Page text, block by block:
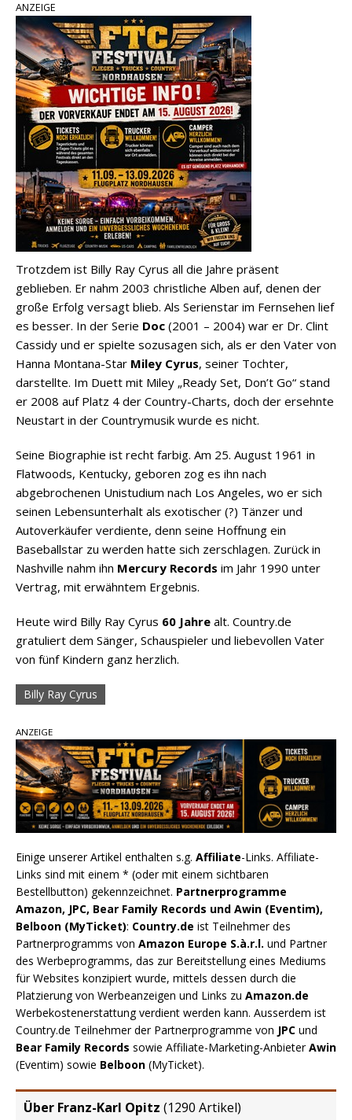
ANZEIGE
Trotzdem ist Billy Ray Cyrus all die Jahre präsent
geblieben. Er nahm 2003 christliche Alben auf, denen der
große Erfolg versagt blieb. Als Serienstar im Fernsehen lief
es besser. In der Serie Doc (2001 – 2004) war er Dr. Clint
Cassidy und er spielte sozusagen sich, als er den Vater von
Hanna Montana-Star Miley Cyrus, seiner Tochter,
darstellte. Im Duett mit Miley „Ready Set, Don’t Go“ stand
er 2008 auf Platz 4 der Country-Charts, doch der ersehnte
Neustart in der Countrymusik wurde es nicht.
Seine Biographie ist recht farbig. Am 25. August 1961 in
Flatwoods, Kentucky, geboren zog es ihn nach
abgebrochenen Unistudium nach Los Angeles, wo er sich
seinen Lebensunterhalt als exotischer (?) Tänzer und
Autoverkäufer verdiente, denn seine Hoffnung ein
Baseballstar zu werden hatte sich zerschlagen. Zurück in
Nashville nahm ihn Mercury Records im Jahr 1990 unter
Vertrag, mit erwähntem Ergebnis.
Heute wird Billy Ray Cyrus 60 Jahre alt. Country.de
gratuliert dem Sänger, Schauspieler und liebevollen Vater
von fünf Kindern ganz herzlich.
Billy Ray Cyrus
ANZEIGE
Einige unserer Artikel enthalten s.g. Affiliate-Links. Affiliate-
Links sind mit einem * (oder mit einem sichtbaren
Bestellbutton) gekennzeichnet. Partnerprogramme
Amazon, JPC, Bear Family Records und Awin (Eventim),
Belboon (MyTicket): Country.de ist Teilnehmer des
Partnerprogramms von Amazon Europe S.à.r.l. und Partner
des Werbeprogramms, das zur Bereitstellung eines Mediums
für Websites konzipiert wurde, mittels dessen durch die
Platzierung von Werbeanzeigen und Links zu Amazon.de
Werbekostenerstattung verdient werden kann. Ausserdem ist
Country.de Teilnehmer der Partnerprogramme von JPC und
Bear Family Records sowie Affiliate-Marketing-AnbieterAwin
(Eventim) sowie Belboon (MyTicket).
Über Franz-Karl Opitz (1290 Artikel)